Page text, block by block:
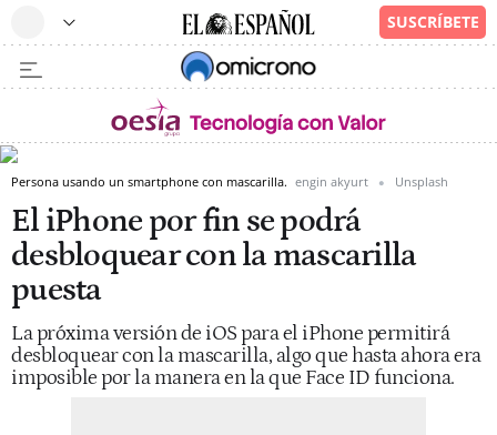
Persona usando un smartphone con mascarilla. engin akyurt Unsplash
El iPhone por fin se podrá
desbloquear con la mascarilla
puesta
La próxima versión de iOS para el iPhone permitirá
desbloquear con la mascarilla, algo que hasta ahora era
imposible por la manera en la que Face ID funciona.